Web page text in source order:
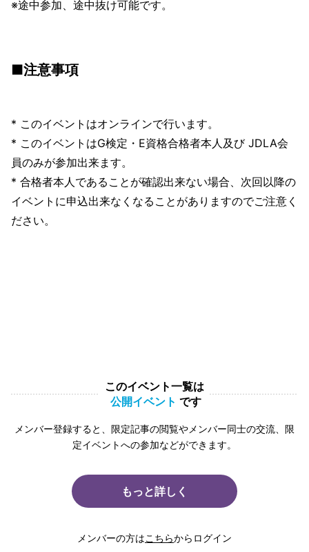
※途中参加、途中抜け可能です。
■注意事項
* このイベントはオンラインで行います。
* このイベントはG検定・E資格合格者本人及び JDLA会
員のみが参加出来ます。
* 合格者本人であることが確認出来ない場合、次回以降の
イベントに申込出来なくなることがありますのでご注意く
ださい。
このイベント一覧は
公開イベント です
メンバー登録すると、限定記事の閲覧やメンバー同士の交流、限
定イベントへの参加などができます。
もっと詳しく
メンバーの方はこちらからログイン